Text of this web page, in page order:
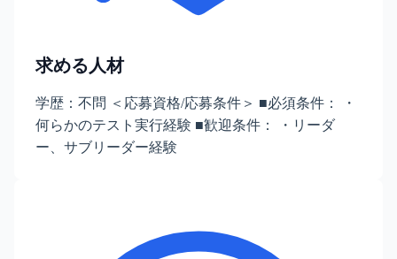
求める人材
学歴：不問 ＜応募資格/応募条件＞ ■必須条件： ・
何らかのテスト実行経験 ■歓迎条件： ・リーダ
ー、サブリーダー経験